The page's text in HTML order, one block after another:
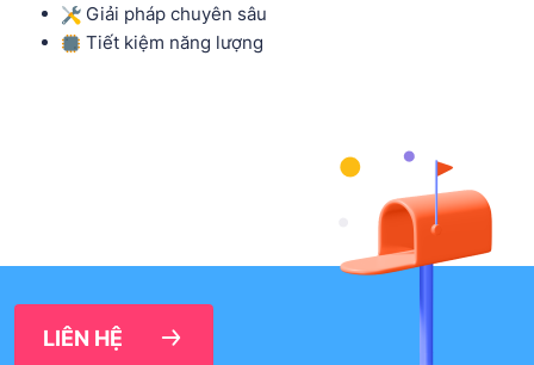
Giải pháp chuyên sâu
Tiết kiệm năng lượng
LIÊN HỆ